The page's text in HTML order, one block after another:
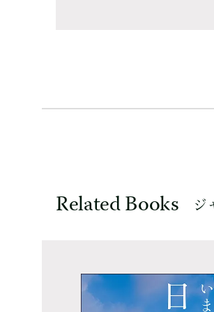
Related Books ジ